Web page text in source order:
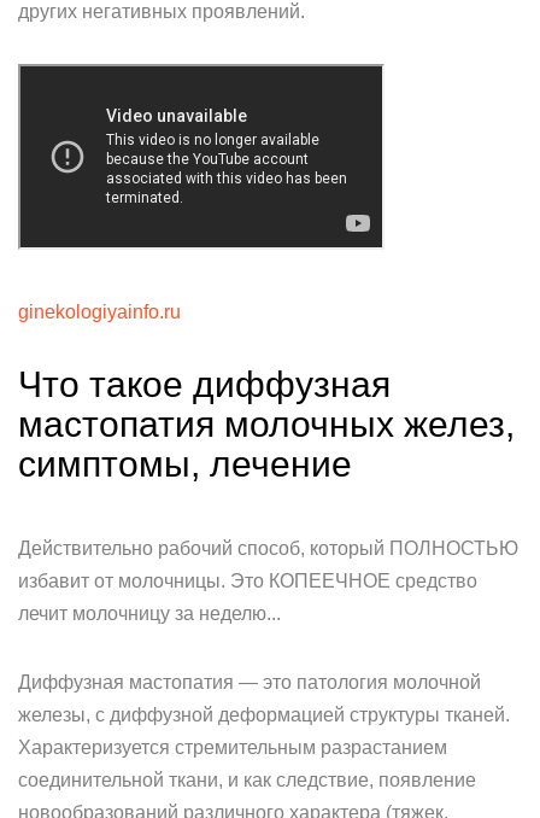
других негативных проявлений.
ginekologiyainfo.ru
Что такое диффузная
мастопатия молочных желез,
симптомы, лечение
Действительно рабочий способ, который ПОЛНОСТЬЮ
избавит от молочницы. Это КОПЕЕЧНОЕ средство
лечит молочницу за неделю...
Диффузная мастопатия — это патология молочной
железы, с диффузной деформацией структуры тканей.
Характеризуется стремительным разрастанием
соединительной ткани, и как следствие, появление
новообразований различного характера (тяжек,